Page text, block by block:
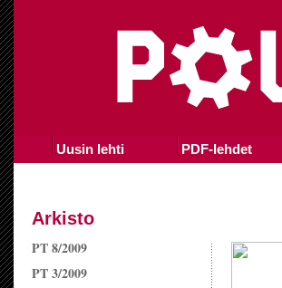
Uusin lehti PDF-lehdet
Arkisto
PT 8/2009
PT 3/2009